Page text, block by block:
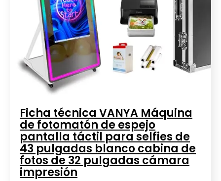
Ficha técnica VANYA Máquina
de fotomatón de espejo
pantalla táctil para selfies de
43 pulgadas blanco cabina de
fotos de 32 pulgadas cámara
impresión